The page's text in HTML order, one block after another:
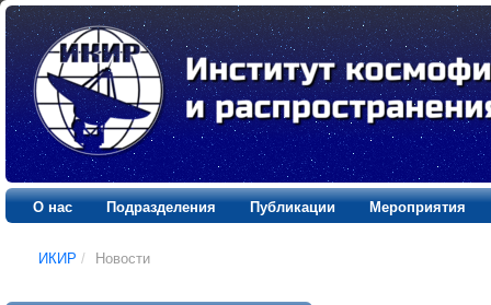
О нас Подразделения Публикации Мероприятия
ИКИР / Новости